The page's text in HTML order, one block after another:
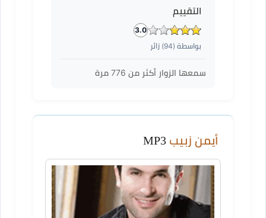
التقييم
3.0
بواسطة (94) زائر
سمعها الزوار أكثر من 776 مرة
أيمن زبيب